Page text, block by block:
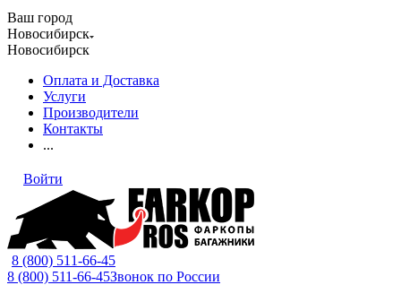
Ваш город
Новосибирск
Новосибирск
Оплата и Доставка
Услуги
Производители
Контакты
...
Войти
8 (800) 511-66-45
8 (800) 511-66-45Звонок по России